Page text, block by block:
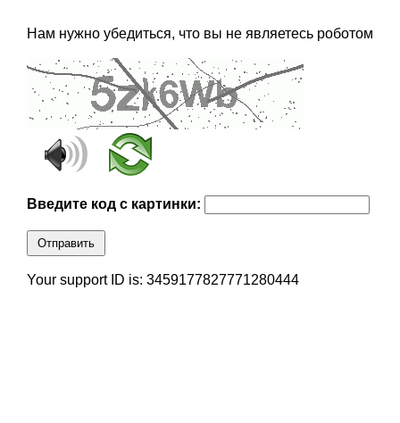
Нам нужно убедиться, что вы не являетесь роботом
Введите код с картинки:
Отправить
Your support ID is: 3459177827771280444